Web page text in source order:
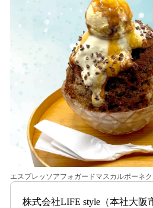
を
込
エスプレッソアフォガードマスカルポーネ
株式会社LIFE style（本社大阪